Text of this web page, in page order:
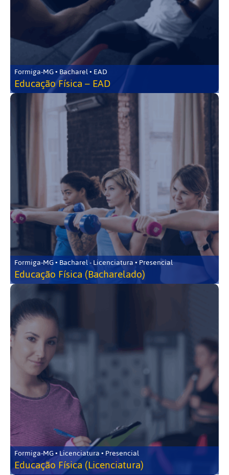
Formiga-MG • Bacharel • EAD
Educação Física – EAD
Formiga-MG • Bacharel - Licenciatura • Presencial
Educação Física (Bacharelado)
Formiga-MG • Licenciatura • Presencial
Educação Física (Licenciatura)